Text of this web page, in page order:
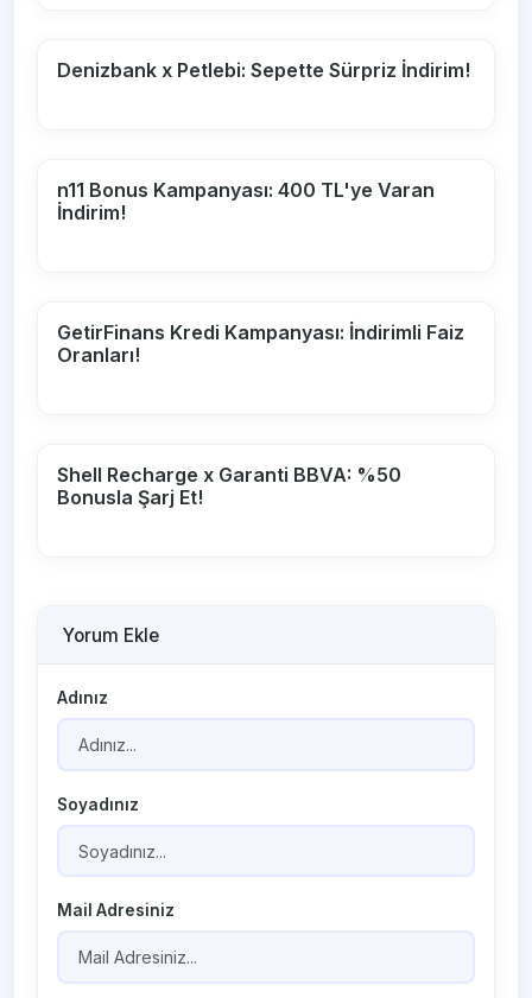
Denizbank x Petlebi: Sepette Sürpriz İndirim!
n11 Bonus Kampanyası: 400 TL'ye Varan
İndirim!
GetirFinans Kredi Kampanyası: İndirimli Faiz
Oranları!
Shell Recharge x Garanti BBVA: %50
Bonusla Şarj Et!
Yorum Ekle
Adınız
Soyadınız
Mail Adresiniz